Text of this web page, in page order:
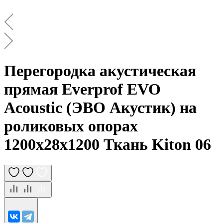
Перегородка акустическая
прямая Everprof EVO
Acoustic (ЭВО Акустик) на
роликовых опорах
1200х28х1200 Ткань Kiton 06